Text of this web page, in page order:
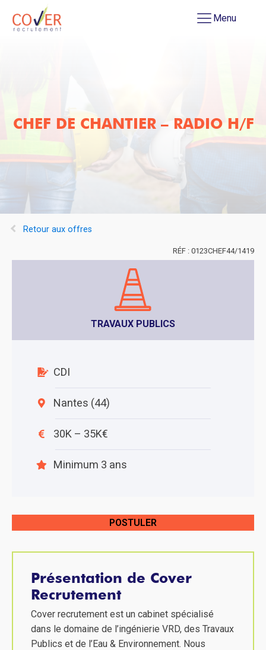
Menu
CHEF DE CHANTIER – RADIO H/F
Retour aux offres
0123CHEF44/1419
Présentation de Cover
Recrutement
Cover recrutement est un cabinet spécialisé
dans le domaine de l’ingénierie VRD, des Travaux
Publics et de l’Eau & Environnement. Nous
TRAVAUX PUBLICS
CDI
Nantes (44)
30K – 35K€
Minimum 3 ans
POSTULER